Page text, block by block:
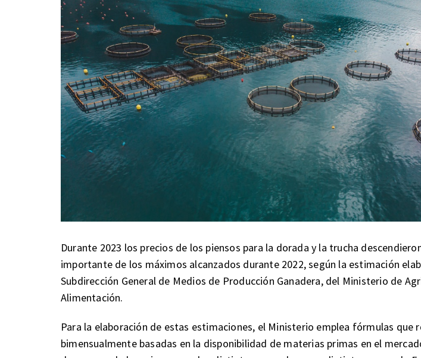
Durante 2023 los precios de los piensos para la dorada y la trucha
importante de los máximos alcanzados durante 2022, según la estimación
Subdirección General de Medios de Producción Ganadera, del Ministerio de
Alimentación.
Para la elaboración de estas estimaciones, el Ministerio emplea fórmulas que
bimensualmente basadas en la disponibilidad de materias primas en el